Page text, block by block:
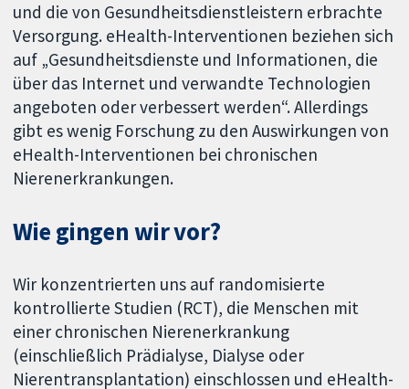
und die von Gesundheitsdienstleistern erbrachte
Versorgung. eHealth-Interventionen beziehen sich
auf „Gesundheitsdienste und Informationen, die
über das Internet und verwandte Technologien
angeboten oder verbessert werden“. Allerdings
gibt es wenig Forschung zu den Auswirkungen von
eHealth-Interventionen bei chronischen
Nierenerkrankungen.
Wie gingen wir vor?
Wir konzentrierten uns auf randomisierte
kontrollierte Studien (RCT), die Menschen mit
einer chronischen Nierenerkrankung
(einschließlich Prädialyse, Dialyse oder
Nierentransplantation) einschlossen und eHealth-